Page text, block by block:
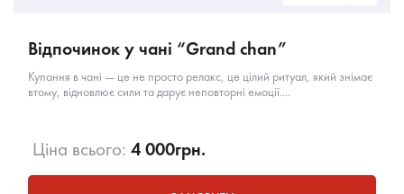
Відпочинок у чані “Grand chan”
Купання в чані — це не просто релакс, це цілий ритуал, який знімає
втому, відновлює сили та дарує неповторні емоції....
Ціна всього: 4 000грн.